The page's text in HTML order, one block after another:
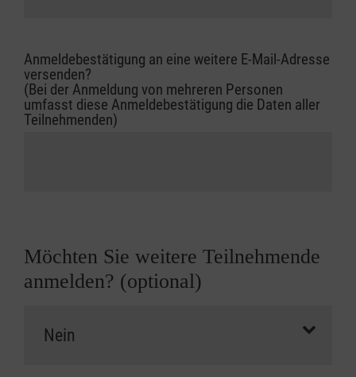
Anmeldebestätigung an eine weitere E-Mail-Adresse
versenden?
(Bei der Anmeldung von mehreren Personen
umfasst diese Anmeldebestätigung die Daten aller
Teilnehmenden)
Möchten Sie weitere Teilnehmende
anmelden? (optional)